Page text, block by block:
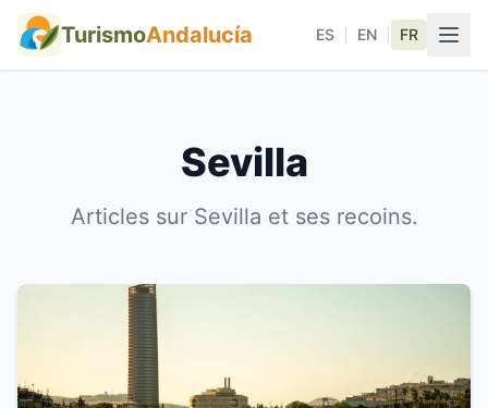
TurismoAndalucía ES EN FR
Sevilla
Articles sur Sevilla et ses recoins.